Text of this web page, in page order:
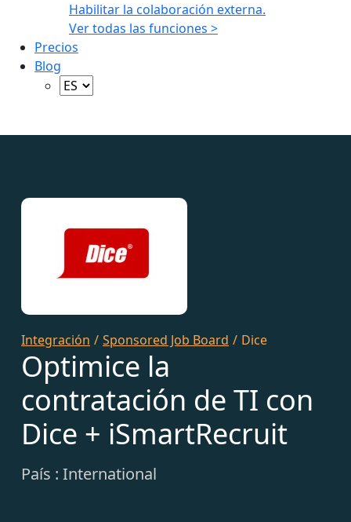
Habilitar la colaboración externa.
Ver todas las funciones >
Precios
Blog
Integración / Sponsored Job Board / Dice
Optimice la
contratación de TI con
Dice + iSmartRecruit
País : International